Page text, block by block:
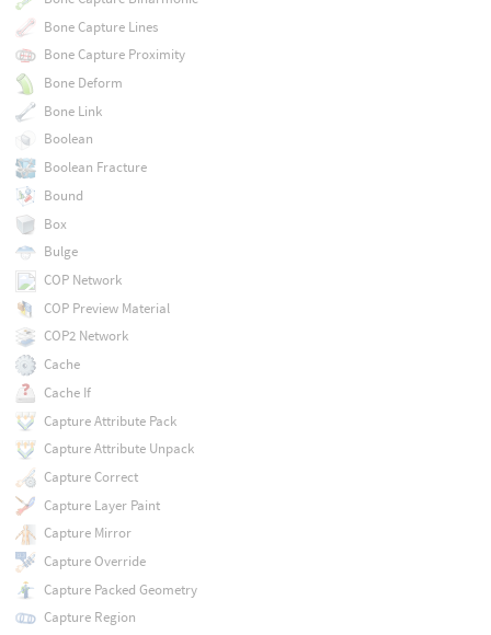
Bone Capture Lines
Bone Capture Proximity
Bone Deform
Bone Link
Boolean
Boolean Fracture
Bound
Box
Bulge
COP Network
COP Preview Material
COP2 Network
Cache
Cache If
Capture Attribute Pack
Capture Attribute Unpack
Capture Correct
Capture Layer Paint
Capture Mirror
Capture Override
Capture Packed Geometry
Capture Region